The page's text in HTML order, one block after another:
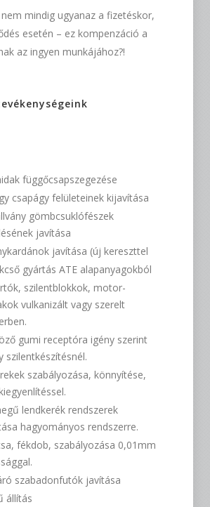
mindig ugyanaz a fizetéskor,
esetén – ez kompenzáció a
az ingyen munkájához?!
függőcsapszegezése
csapágy felületeinek kijavítása
gömbcsuklófészek
javítása
javítása (új kereszttel
gyártás ATE alapanyagokból
szilentblokkok, motor-
vulkanizált vagy szerelt
gumi receptóra igény szerint
szilentkészítésnél.
szabályozása, könnyítése,
lendkerék rendszerek
hagyományos rendszerre.
fékdob, szabályozása 0,01mm
szabadonfutók javítása
állítás